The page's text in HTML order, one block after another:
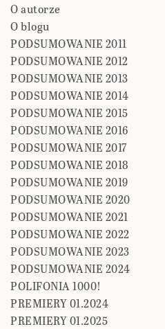
O autorze
O blogu
PODSUMOWANIE 2011
PODSUMOWANIE 2012
PODSUMOWANIE 2013
PODSUMOWANIE 2014
PODSUMOWANIE 2015
PODSUMOWANIE 2016
PODSUMOWANIE 2017
PODSUMOWANIE 2018
PODSUMOWANIE 2019
PODSUMOWANIE 2020
PODSUMOWANIE 2021
PODSUMOWANIE 2022
PODSUMOWANIE 2023
PODSUMOWANIE 2024
POLIFONIA 1000!
PREMIERY 01.2024
PREMIERY 01.2025